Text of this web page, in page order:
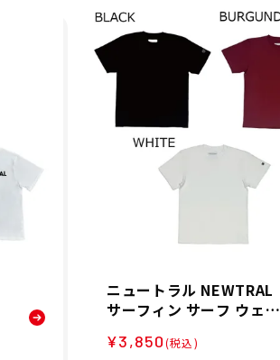
ニュートラル NEWTRAL
サーフィン サーフ ウェア
ki Smile Tee NT225201
¥3,850(税込)